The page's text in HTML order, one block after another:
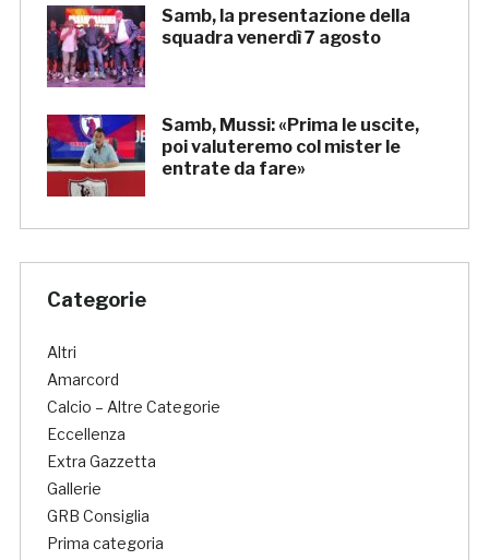
Samb, la presentazione della
squadra venerdì 7 agosto
Samb, Mussi: «Prima le uscite,
poi valuteremo col mister le
entrate da fare»
Categorie
Altri
Amarcord
Calcio – Altre Categorie
Eccellenza
Extra Gazzetta
Gallerie
GRB Consiglia
Prima categoria